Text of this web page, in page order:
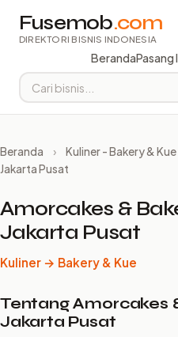
Fusemob.com
DIREKTORI BISNIS INDONESIA
BerandaPasang
Beranda › Kuliner - Bakery & Kue
Jakarta Pusat
Amorcakes &
Jakarta Pusat
Kuliner → Bakery & Kue
Tentang Amorcakes
Jakarta Pusat